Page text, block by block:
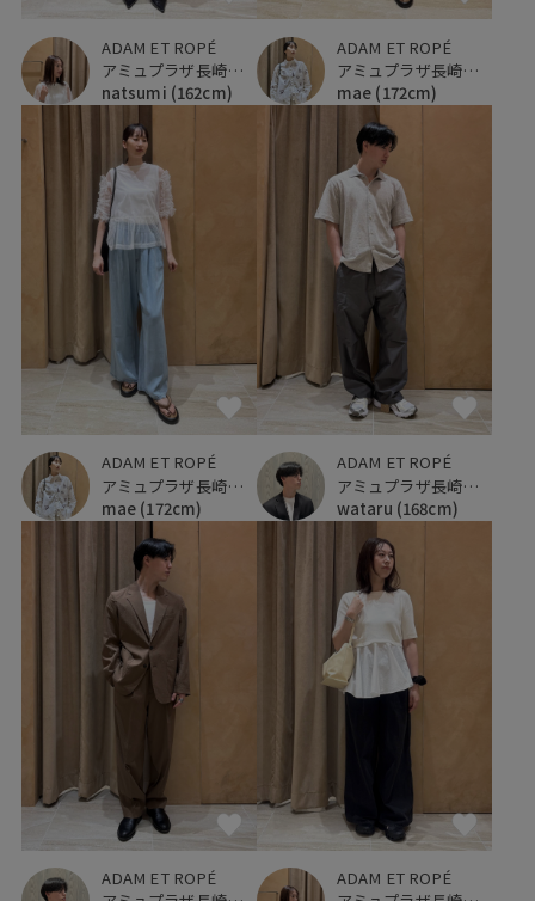
ADAM ET ROPÉ
アミュプラザ長崎新館
natsumi (162cm)
ADAM ET ROPÉ
アミュプラザ長崎新館
mae (172cm)
ADAM ET ROPÉ
アミュプラザ長崎新館
mae (172cm)
ADAM ET ROPÉ
アミュプラザ長崎新館
wataru (168cm)
ADAM ET ROPÉ
ADAM ET ROPÉ